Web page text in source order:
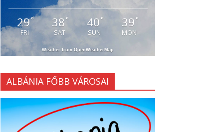
29°
FRI
38 °
SAT
40°
SUN
39 °
MON
Weather from OpenWeatherMap
ALBÁNIA FŐBB VÁROSAI